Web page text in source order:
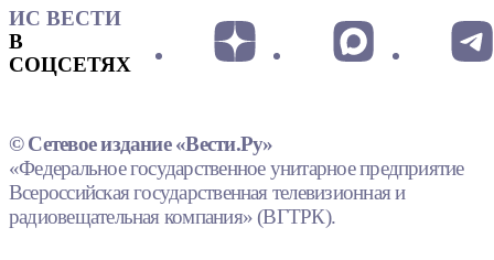
ИС ВЕСТИ
В
СОЦСЕТЯХ
© Сетевое издание «Вести.Ру»
«Федеральное государственное унитарное предприятие
Всероссийская государственная телевизионная и
радиовещательная компания» (ВГТРК).